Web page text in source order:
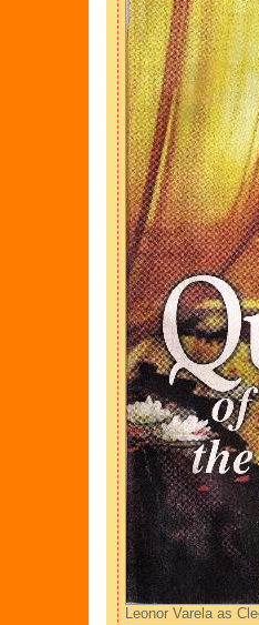
Leonor Varela as